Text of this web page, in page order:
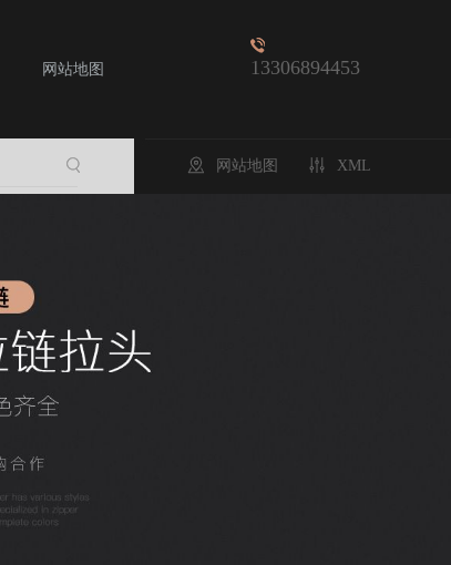
网站地图 13306894453
网站地图 XML